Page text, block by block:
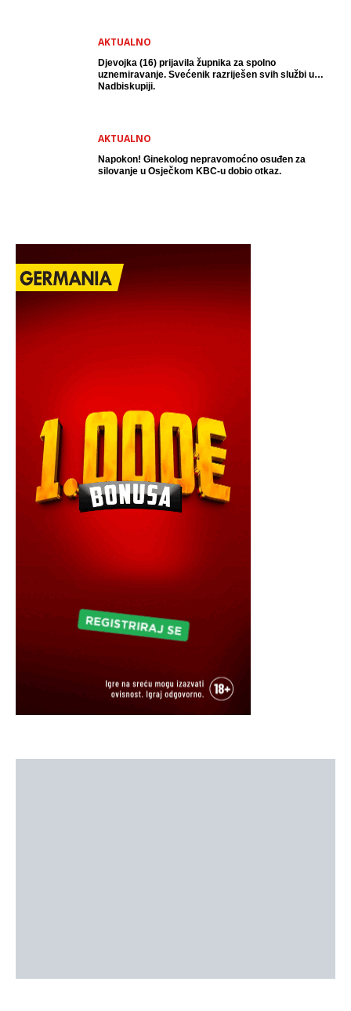
AKTUALNO
Djevojka (16) prijavila župnika za spolno
uznemiravanje. Svećenik razriješen svih službi u
Nadbiskupiji.
AKTUALNO
Napokon! Ginekolog nepravomoćno osuđen za
silovanje u Osječkom KBC-u dobio otkaz.